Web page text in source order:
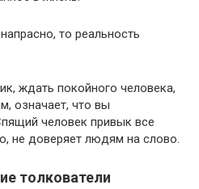
то реальность
ждать покойного человека,
означает, что вы
человек привык все
не доверяет людям на слово.
толкователи